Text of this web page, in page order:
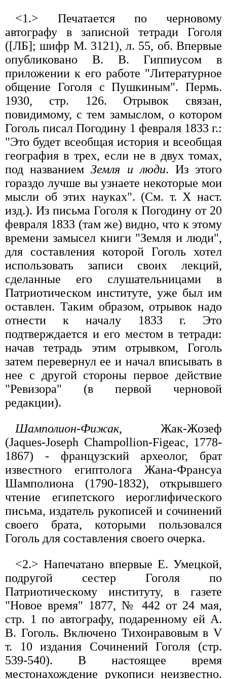
<1.> Печатается по черновому
автографу в записной тетради Гоголя
([ЛБ]; шифр М. 3121), л. 55, об. Впервые
опубликовано В. В. Гиппиусом в
приложении к его работе "Литературное
общение Гоголя с Пушкиным". Пермь.
1930, стр. 126. Отрывок связан,
повидимому, с тем замыслом, о котором
Гоголь писал Погодину 1 февраля 1833 г.:
"Это будет всеобщая история и всеобщая
география в трех, если не в двух томах,
под названиемЗемля и люди. Из этого
гораздо лучше вы узнаете некоторые мои
мысли об этих науках". (См. т. X наст.
изд.). Из письма Гоголя к Погодину от 20
февраля 1833 (там же) видно, что к этому
времени замысел книги "Земля и люди",
для составления которой Гоголь хотел
использовать записи своих лекций,
сделанные его слушательницами в
Патриотическом институте, уже был им
оставлен. Таким образом, отрывок надо
отнести к началу 1833 г. Это
подтверждается и его местом в тетради:
начав тетрадь этим отрывком, Гоголь
затем перевернул ее и начал вписывать в
нее с другой стороны первое действие
"Ревизора" (в первой черновой
редакции).
Шамполион-Фижак, Жак-Жозеф
(Jaques-Joseph Champollion-Figeac, 1778-
1867) - французский археолог, брат
известного египтолога Жана-Франсуа
Шамполиона (1790-1832), открывшего
чтение египетского иероглифического
письма, издатель рукописей и сочинений
своего брата, которыми пользовался
Гоголь для составления своего очерка.
<2.> Напечатано впервые Е. Умецкой,
подругой сестер Гоголя по
Патриотическому институту, в газете
"Новое время" 1877, № 442 от 24 мая,
стр. 1 по автографу, подаренному ей А.
В. Гоголь. Включено Тихонравовым в V
т. 10 издания Сочинений Гоголя (стр.
539-540). В настоящее время
местонахождение рукописи неизвестно.